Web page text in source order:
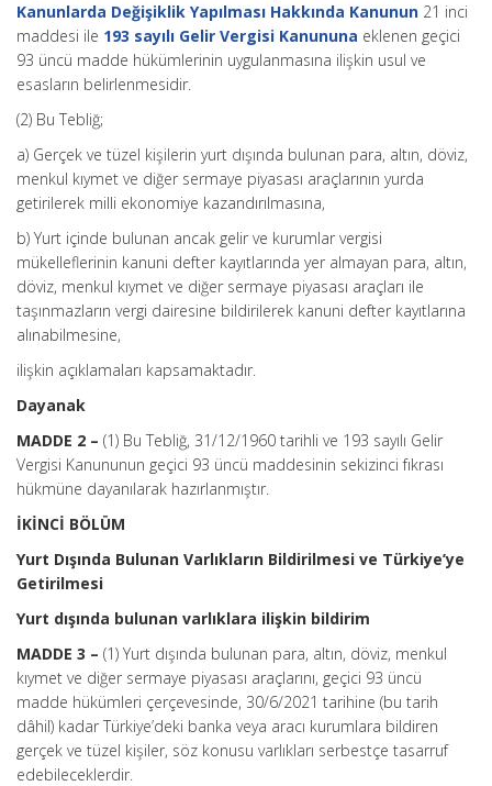
Kanunlarda Değişiklik Yapılması Hakkında Kanunun 21 inci
maddesi ile 193 sayılı Gelir Vergisi Kanununa eklenen geçici
93 üncü madde hükümlerinin uygulanmasına ilişkin usul ve
esasların belirlenmesidir.
(2) Bu Tebliğ;
a) Gerçek ve tüzel kişilerin yurt dışında bulunan para, altın, döviz,
menkul kıymet ve diğer sermaye piyasası araçlarının yurda
getirilerek milli ekonomiye kazandırılmasına,
b) Yurt içinde bulunan ancak gelir ve kurumlar vergisi
mükelleflerinin kanuni defter kayıtlarında yer almayan para, altın,
döviz, menkul kıymet ve diğer sermaye piyasası araçları ile
taşınmazların vergi dairesine bildirilerek kanuni defter kayıtlarına
alınabilmesine,
ilişkin açıklamaları kapsamaktadır.
Dayanak
MADDE 2 – (1) Bu Tebliğ, 31/12/1960 tarihli ve 193 sayılı Gelir
Vergisi Kanununun geçici 93 üncü maddesinin sekizinci fıkrası
hükmüne dayanılarak hazırlanmıştır.
İKİNCİ BÖLÜM
Yurt Dışında Bulunan Varlıkların Bildirilmesi ve Türkiye’ye
Getirilmesi
Yurt dışında bulunan varlıklara ilişkin bildirim
MADDE 3 – (1) Yurt dışında bulunan para, altın, döviz, menkul
kıymet ve diğer sermaye piyasası araçlarını, geçici 93 üncü
madde hükümleri çerçevesinde, 30/6/2021 tarihine (bu tarih
dâhil) kadar Türkiye’deki banka veya aracı kurumlara bildiren
gerçek ve tüzel kişiler, söz konusu varlıkları serbestçe tasarruf
edebileceklerdir.